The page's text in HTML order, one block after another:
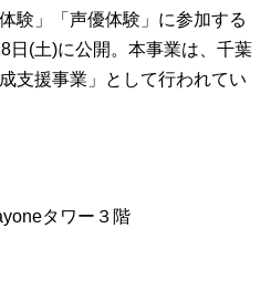
験」「声優体験」に参加する
日(土)に公開。本事業は、千葉
支援事業」として行われてい
タワー３階